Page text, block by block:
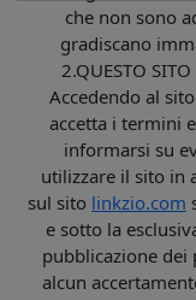
che non sono
gradiscano
2.QUESTO
Accedendo al
accetta i termini
informarsi su
utilizzare il sito in
sul sito linkzio.com
e sotto la
pubblicazione dei
alcun